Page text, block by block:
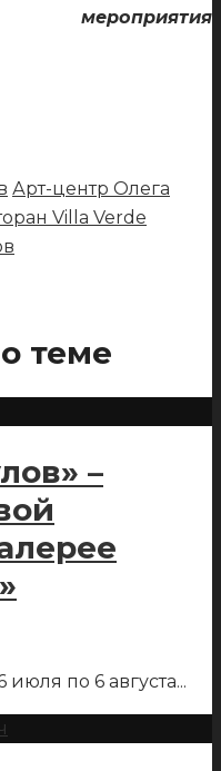
мероприятия
Арт-центр Олега
Villa Verde
теме
–
июля по 6 августа...